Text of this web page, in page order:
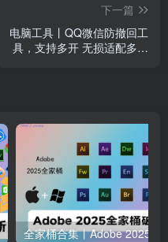
下一篇
电脑工具丨QQ微信防撤回工
具，支持多开 无损适配多个